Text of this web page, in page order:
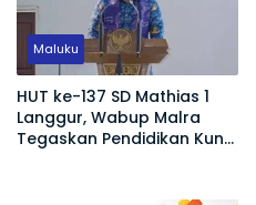
Maluku
HUT ke-137 SD Mathias 1
Langgur, Wabup Malra
Tegaskan Pendidikan Kunci